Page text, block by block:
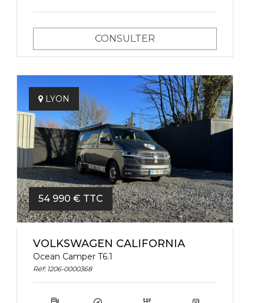
CONSULTER
LYON
54 990 € TTC
VOLKSWAGEN CALIFORNIA
Ocean Camper T6.1
Réf: 1206-0000368